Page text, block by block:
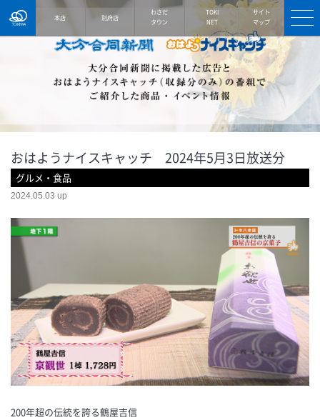
TOKIWA
本店 別府店
わさだ
タウン
TOKI
NET
サイト
マップ
おはようナイスキャッチ 2024年5月3日放送分
グルメ・食品
2024.05.03 up
200年超の伝統を誇る鶴屋吉信